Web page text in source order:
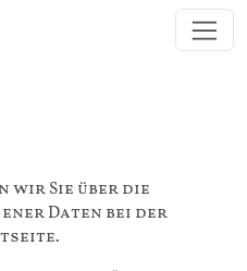
springen
Sie über die
Daten bei der